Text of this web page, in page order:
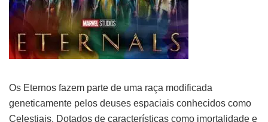
Os Eternos fazem parte de uma raça modificada
geneticamente pelos deuses espaciais conhecidos como
Celestiais. Dotados de características como imortalidade e